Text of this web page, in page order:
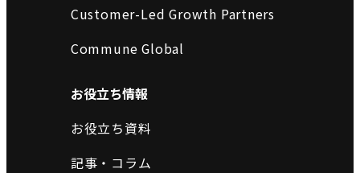
Customer-Led Growth Partners
Commune Global
お役立ち情報
お役立ち資料
記事・コラム